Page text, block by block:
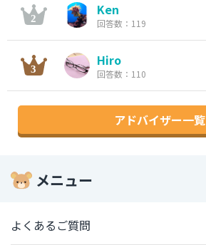
Ken
回答数：119
Hiro
回答数：110
アドバイザー一覧
メニュー
よくあるご質問